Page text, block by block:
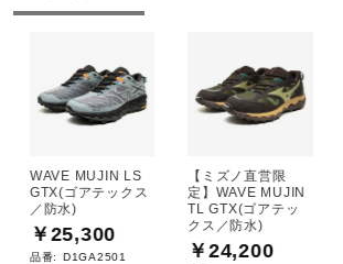
WAVE MUJIN LS
GTX(ゴアテックス
／防水)
￥25,300
品番: D1GA2501
【ミズノ直営限
定】WAVE MUJIN
TL GTX(ゴアテッ
クス／防水)
￥24,200